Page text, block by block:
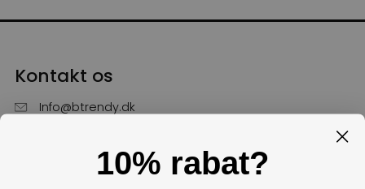
Kontakt os
Info@btrendy.dk
Hverdage fra kl. 10 - 16
10% rabat?